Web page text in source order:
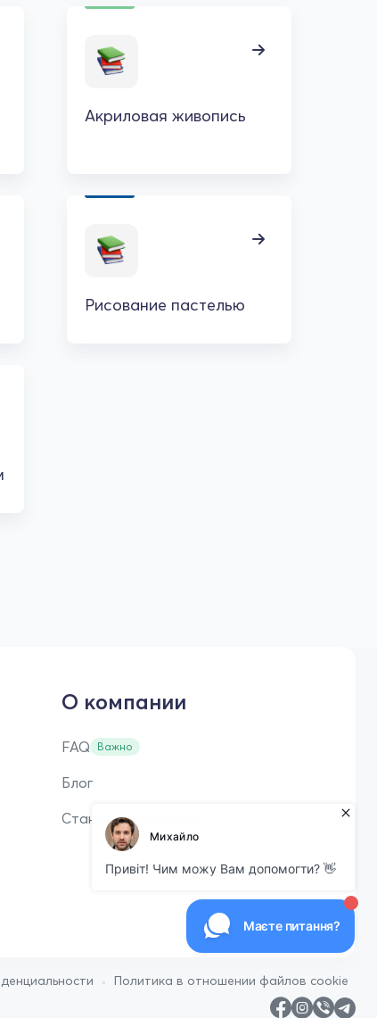
Акриловая живопись
Рисование пастелью
О компании
FAQ Важно
Блог
Стань репетитором
• Политика в отношении файлов cookie